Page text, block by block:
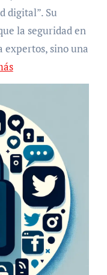
digital”. Su
la seguridad en
expertos, sino una